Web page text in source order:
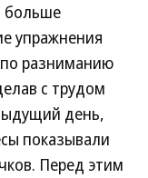
больше
упражнения
разниманию
с трудом
день,
показывали
Перед этим